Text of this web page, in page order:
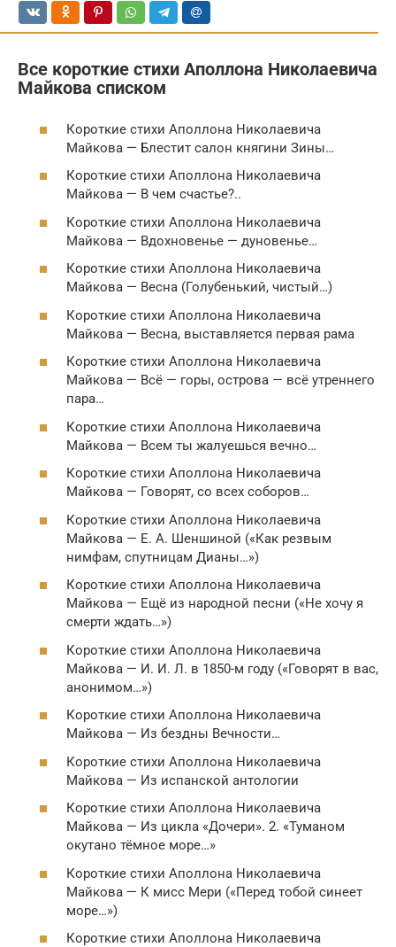
Все короткие стихи Аполлона Николаевича
Майкова списком
Короткие стихи Аполлона Николаевича
Майкова — Блестит салон княгини Зины…
Короткие стихи Аполлона Николаевича
Майкова — В чем счастье?..
Короткие стихи Аполлона Николаевича
Майкова — Вдохновенье — дуновенье…
Короткие стихи Аполлона Николаевича
Майкова — Весна (Голубенький, чистый…)
Короткие стихи Аполлона Николаевича
Майкова — Весна, выставляется первая рама
Короткие стихи Аполлона Николаевича
Майкова — Всё — горы, острова — всё утреннего
пара…
Короткие стихи Аполлона Николаевича
Майкова — Всем ты жалуешься вечно…
Короткие стихи Аполлона Николаевича
Майкова — Говорят, со всех соборов…
Короткие стихи Аполлона Николаевича
Майкова — Е. А. Шеншиной («Как резвым
нимфам, спутницам Дианы…»)
Короткие стихи Аполлона Николаевича
Майкова — Ещё из народной песни («Не хочу я
смерти ждать…»)
Короткие стихи Аполлона Николаевича
Майкова — И. И. Л. в 1850-м году («Говорят в вас,
анонимом…»)
Короткие стихи Аполлона Николаевича
Майкова — Из бездны Вечности…
Короткие стихи Аполлона Николаевича
Майкова — Из испанской антологии
Короткие стихи Аполлона Николаевича
Майкова — Из цикла «Дочери». 2. «Туманом
окутано тёмное море…»
Короткие стихи Аполлона Николаевича
Майкова — К мисс Мери («Перед тобой синеет
море…»)
Короткие стихи Аполлона Николаевича